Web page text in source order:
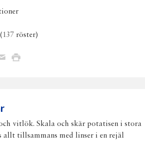
(137 röster)
DelaSkriv
vitlök. Skala och skär potatisen i stora
allt tillsammans med linser i en rejäl